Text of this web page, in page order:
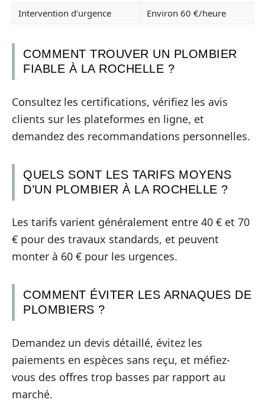
Intervention d’urgence
Environ 60 €/heure
COMMENT TROUVER UN PLOMBIER
FIABLE À LA ROCHELLE ?
Consultez les certifications, vérifiez les avis
clients sur les plateformes en ligne, et
demandez des recommandations personnelles.
QUELS SONT LES TARIFS MOYENS
D’UN PLOMBIER À LA ROCHELLE ?
Les tarifs varient généralement entre 40 € et 70
€ pour des travaux standards, et peuvent
monter à 60 € pour les urgences.
COMMENT ÉVITER LES ARNAQUES DE
PLOMBIERS ?
Demandez un devis détaillé, évitez les
paiements en espèces sans reçu, et méfiez-
vous des offres trop basses par rapport au
marché.